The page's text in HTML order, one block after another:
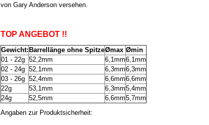
von Gary Anderson versehen.
TOP ANGEBOT !!
Gewicht:Barrellänge ohne SpitzeØmax Ømin
01 - 22g 52,2mm 6,1mm6,1mm
02 - 24g 52,1mm 6,3mm6,3mm
03 - 26g 52,4mm 6,6mm6,6mm
22g
53,1mm 6,3mm5,4mm
24g
52,5mm 6,6mm5,7mm
Angaben zur Produktsicherheit: